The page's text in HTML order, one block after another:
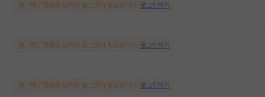
해당 댓글을 보려면 로그인이 필요합니다. 로그인하기
해당 댓글을 보려면 로그인이 필요합니다. 로그인하기
해당 댓글을 보려면 로그인이 필요합니다. 로그인하기